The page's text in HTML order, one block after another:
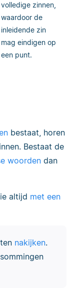
volledige zinnen,
waardoor de
inleidende zin
mag eindigen op
een punt.
bestaat, horen
Bestaat de
woorden dan
altijd met een
nakijken.